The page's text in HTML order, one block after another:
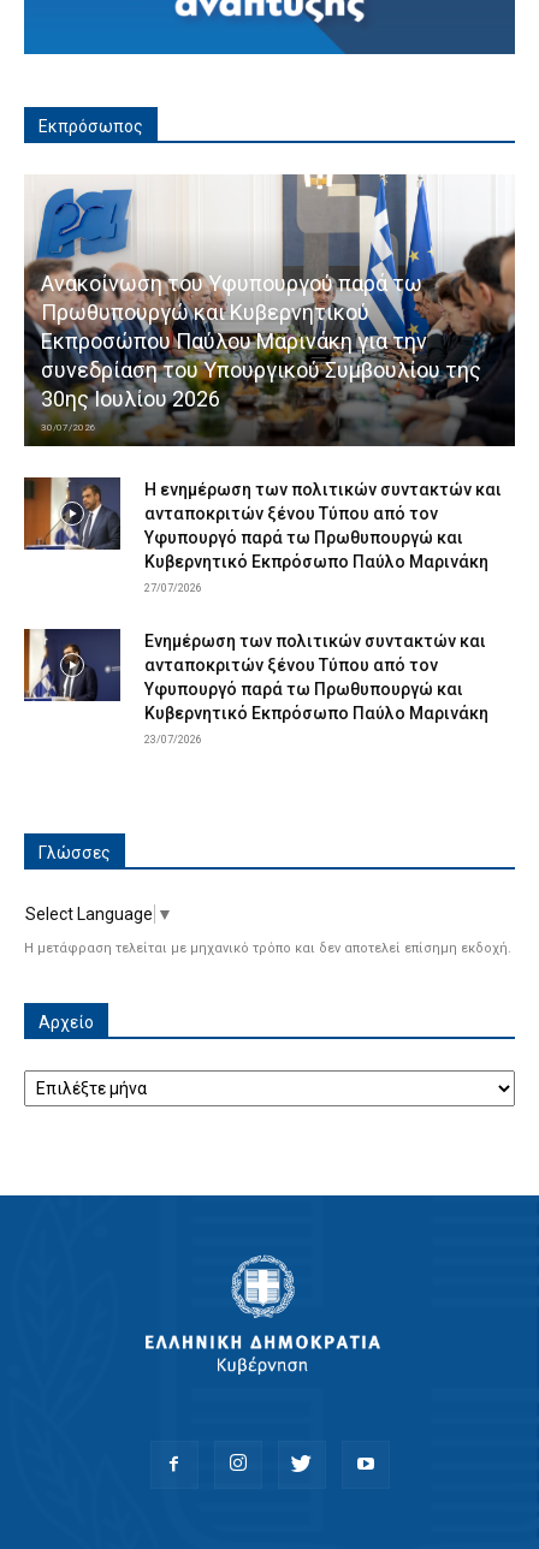
Εκπρόσωπος
Ανακοίνωση του Υφυπουργού παρά τω
Πρωθυπουργώ και Κυβερνητικού
Εκπροσώπου Παύλου Μαρινάκη για την
συνεδρίαση του Υπουργικού Συμβουλίου της
30ης Ιουλίου 2026
30/07/2026
Η ενημέρωση των πολιτικών συντακτών και
ανταποκριτών ξένου Τύπου από τον
Υφυπουργό παρά τω Πρωθυπουργώ και
Κυβερνητικό Εκπρόσωπο Παύλο Μαρινάκη
27/07/2026
Ενημέρωση των πολιτικών συντακτών και
ανταποκριτών ξένου Τύπου από τον
Υφυπουργό παρά τω Πρωθυπουργώ και
Κυβερνητικό Εκπρόσωπο Παύλο Μαρινάκη
23/07/2026
Γλώσσες
Select Language ▼
Η μετάφραση τελείται με μηχανικό τρόπο και δεν αποτελεί επίσημη εκδοχή.
Αρχείο